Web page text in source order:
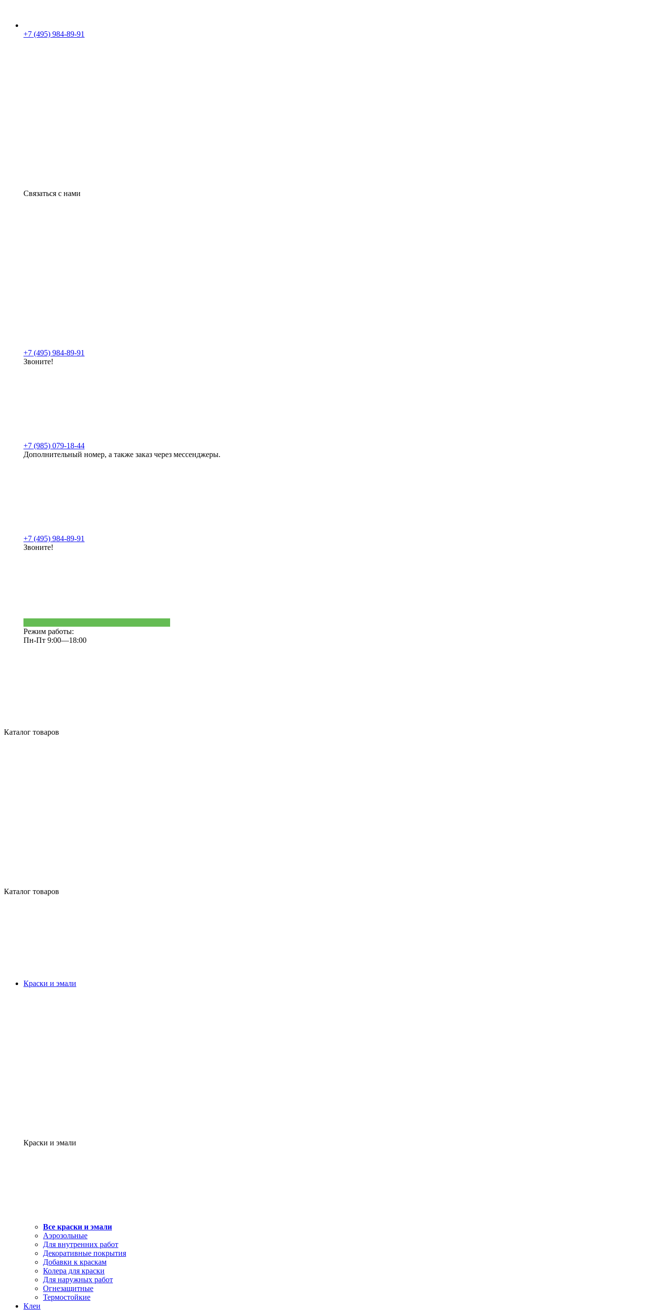
+7 (495) 984-89-91
Связаться с нами
+7 (495) 984-89-91
Звоните!
+7 (985) 079-18-44
Дополнительный номер, а также заказ через мессенджеры.
+7 (495) 984-89-91
Звоните!
Режим работы:
Пн-Пт 9:00—18:00
Каталог товаров
Каталог товаров
Краски и эмали
Краски и эмали
Все краски и эмали
Аэрозольные
Для внутренних работ
Декоративные покрытия
Добавки к краскам
Колера для краски
Для наружных работ
Огнезащитные
Термостойкие
Клеи